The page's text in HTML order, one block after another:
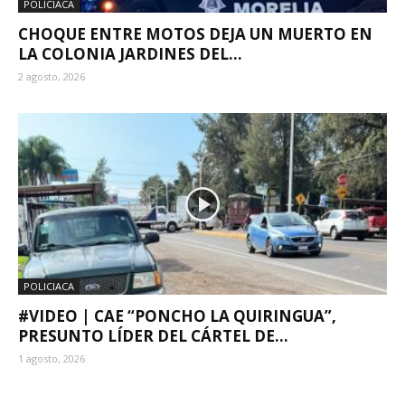
POLICIACA
CHOQUE ENTRE MOTOS DEJA UN MUERTO EN
LA COLONIA JARDINES DEL...
2 agosto, 2026
POLICIACA
#VIDEO | CAE “PONCHO LA QUIRINGUA”,
PRESUNTO LÍDER DEL CÁRTEL DE...
1 agosto, 2026